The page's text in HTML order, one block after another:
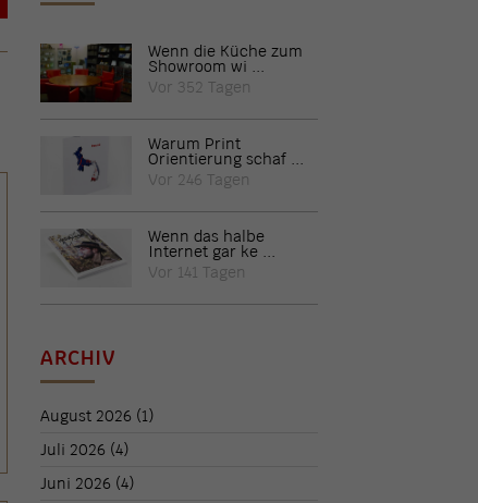
Wenn die Küche zum
Showroom wi ...
Vor 352 Tagen
Warum Print
Orientierung schaf ...
Vor 246 Tagen
Wenn das halbe
Internet gar ke ...
Vor 141 Tagen
ARCHIV
August 2026 (1)
Juli 2026 (4)
Juni 2026 (4)